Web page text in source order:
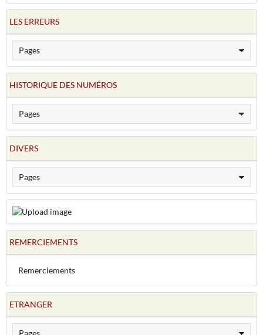
LES ERREURS
HISTORIQUE DES NUMÉROS
DIVERS
REMERCIEMENTS
Remerciements
ETRANGER